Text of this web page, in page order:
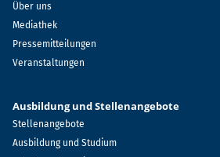
Über uns
Mediathek
Pressemitteilungen
Veranstaltungen
Ausbildung und Stellenangebote
Stellenangebote
Ausbildung und Studium